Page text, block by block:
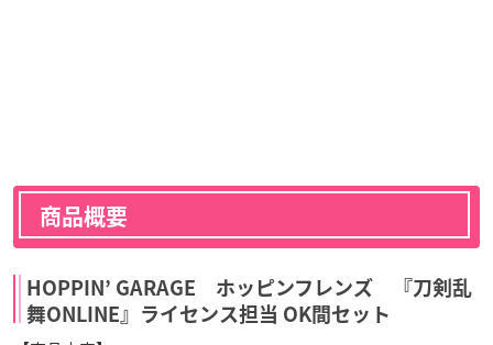
商品概要
HOPPIN’ GARAGE ホッピンフレンズ 『刀剣乱
舞ONLINE』ライセンス担当 OK間セット